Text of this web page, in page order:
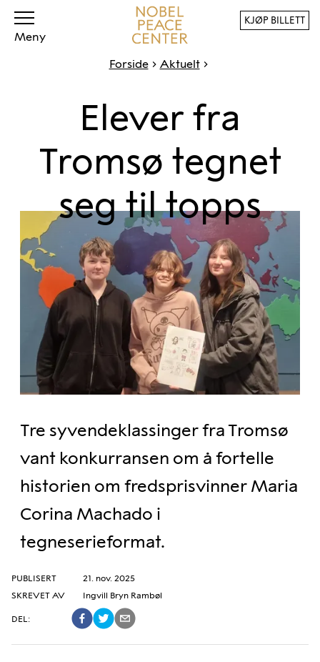
KJØP BILLETT
Meny
Forside
Aktuelt
Elever fra
Tromsø tegnet
seg til topps
Tre syvendeklassinger fra Tromsø
vant konkurransen om å fortelle
historien om fredsprisvinner Maria
Corina Machado i
tegneserieformat.
PUBLISERT
21. nov. 2025
SKREVET AV
Ingvill Bryn Rambøl
DEL: